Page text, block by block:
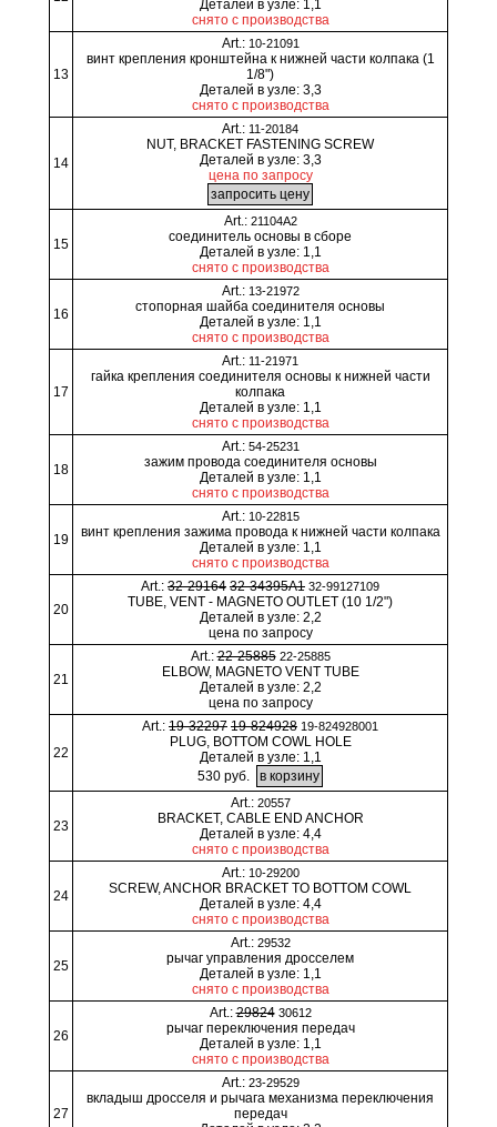
Деталей в узле: 1,1
снято с производства
13
Art.: 10-21091
винт крепления кронштейна к нижней части колпака (1
1/8")
Деталей в узле: 3,3
снято с производства
14
Art.: 11-20184
NUT, BRACKET FASTENING SCREW
Деталей в узле: 3,3
цена по запросу
15
Art.: 21104A2
соединитель основы в сборе
Деталей в узле: 1,1
снято с производства
16
Art.: 13-21972
стопорная шайба соединителя основы
Деталей в узле: 1,1
снято с производства
17
Art.: 11-21971
гайка крепления соединителя основы к нижней части
колпака
Деталей в узле: 1,1
снято с производства
18
Art.: 54-25231
зажим провода соединителя основы
Деталей в узле: 1,1
снято с производства
19
Art.: 10-22815
винт крепления зажима провода к нижней части колпака
Деталей в узле: 1,1
снято с производства
20
Art.: 32-29164 32-34395A1 32-99127109
TUBE, VENT - MAGNETO OUTLET (10 1/2")
Деталей в узле: 2,2
цена по запросу
21
Art.:22-25885 22-25885
ELBOW, MAGNETO VENT TUBE
Деталей в узле: 2,2
цена по запросу
22
Art.: 19-32297 19-824928 19-824928001
PLUG, BOTTOM COWL HOLE
Деталей в узле: 1,1
530 руб.
23
Art.: 20557
BRACKET, CABLE END ANCHOR
Деталей в узле: 4,4
снято с производства
24
Art.: 10-29200
SCREW, ANCHOR BRACKET TO BOTTOM COWL
Деталей в узле: 4,4
снято с производства
25
Art.: 29532
рычаг управления дросселем
Деталей в узле: 1,1
снято с производства
26
Art.:29824 30612
рычаг переключения передач
Деталей в узле: 1,1
снято с производства
27
Art.: 23-29529
вкладыш дросселя и рычага механизма переключения
передач